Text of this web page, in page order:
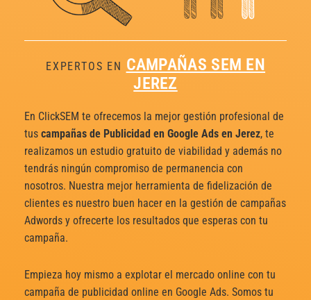
EXPERTOS EN CAMPAÑAS SEM EN
JEREZ
En ClickSEM te ofrecemos la mejor gestión profesional de
tus campañas de Publicidad en Google Ads en Jerez, te
realizamos un estudio gratuito de viabilidad y además no
tendrás ningún compromiso de permanencia con
nosotros. Nuestra mejor herramienta de fidelización de
clientes es nuestro buen hacer en la gestión de campañas
Adwords y ofrecerte los resultados que esperas con tu
campaña.
Empieza hoy mismo a explotar el mercado online con tu
campaña de publicidad online en Google Ads. Somos tu